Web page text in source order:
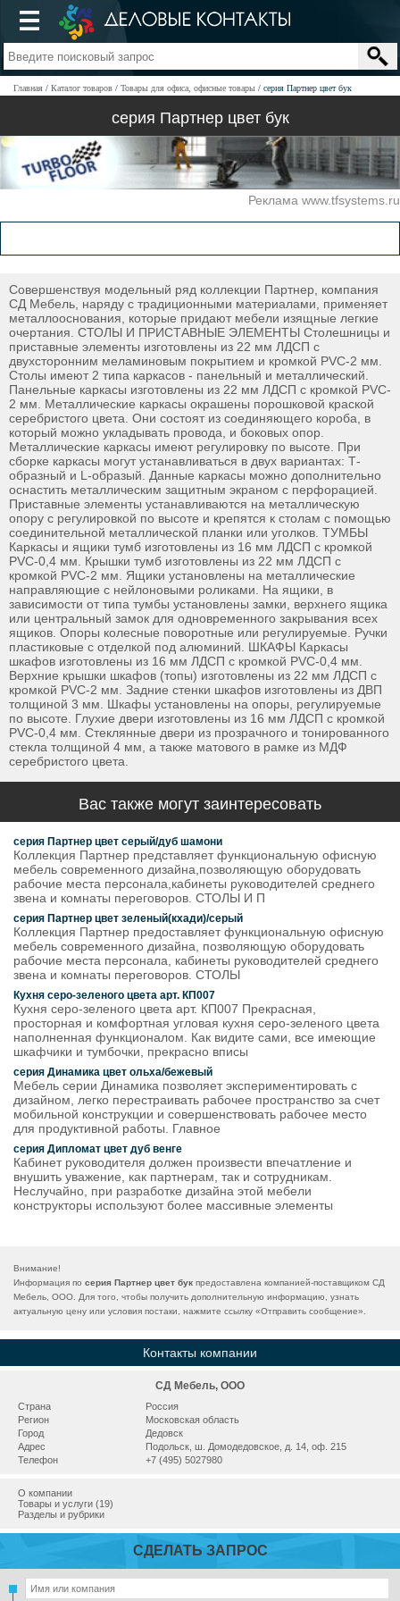
Главная Каталог товаров Товары для офиса, офисные товары серия Партнер цвет бук
серия Партнер цвет бук
Реклама www.tfsystems.ru
Совершенствуя модельный ряд коллекции Партнер, компания
СД Мебель, наряду с традиционными материалами, применяет
металлооснования, которые придают мебели изящные легкие
очертания. СТОЛЫ И ПРИСТАВНЫЕ ЭЛЕМЕНТЫ Столешницы и
приставные элементы изготовлены из 22 мм ЛДСП с
двухсторонним меламиновым покрытием и кромкой PVC-2 мм.
Столы имеют 2 типа каркасов - панельный и металлический.
Панельные каркасы изготовлены из 22 мм ЛДСП с кромкой PVC-
2 мм. Металлические каркасы окрашены порошковой краской
серебристого цвета. Они состоят из соединяющего короба, в
который можно укладывать провода, и боковых опор.
Металлические каркасы имеют регулировку по высоте. При
сборке каркасы могут устанавливаться в двух вариантах: Т-
образный и L-образый. Данные каркасы можно дополнительно
оснастить металлическим защитным экраном с перфорацией.
Приставные элементы устанавливаются на металлическую
опору с регулировкой по высоте и крепятся к столам с помощью
соединительной металлической планки или уголков. ТУМБЫ
Каркасы и ящики тумб изготовлены из 16 мм ЛДСП с кромкой
PVC-0,4 мм. Крышки тумб изготовлены из 22 мм ЛДСП с
кромкой PVC-2 мм. Ящики установлены на металлические
направляющие с нейлоновыми роликами. На ящики, в
зависимости от типа тумбы установлены замки, верхнего ящика
или центральный замок для одновременного закрывания всех
ящиков. Опоры колесные поворотные или регулируемые. Ручки
пластиковые с отделкой под алюминий. ШКАФЫ Каркасы
шкафов изготовлены из 16 мм ЛДСП с кромкой PVC-0,4 мм.
Верхние крышки шкафов (топы) изготовлены из 22 мм ЛДСП с
кромкой PVC-2 мм. Задние стенки шкафов изготовлены из ДВП
толщиной 3 мм. Шкафы установлены на опоры, регулируемые
по высоте. Глухие двери изготовлены из 16 мм ЛДСП с кромкой
PVC-0,4 мм. Стеклянные двери из прозрачного и тонированного
стекла толщиной 4 мм, а также матового в рамке из МДФ
серебристого цвета.
Вас также могут заинтересовать
серия Партнер цвет серый/дуб шамони
Коллекция Партнер представляет функциональную офисную
мебель современного дизайна,позволяющую оборудовать
рабочие места персонала,кабинеты руководителей среднего
звена и комнаты переговоров. СТОЛЫ И П
серия Партнер цвет зеленый(кхади)/серый
Коллекция Партнер предоставляет функциональную офисную
мебель современного дизайна, позволяющую оборудовать
рабочие места персонала, кабинеты руководителей среднего
звена и комнаты переговоров. СТОЛЫ
Кухня серо-зеленого цвета арт. КП007
Кухня серо-зеленого цвета арт. КП007 Прекрасная,
просторная и комфортная угловая кухня серо-зеленого цвета
наполненная функционалом. Как видите сами, все имеющие
шкафчики и тумбочки, прекрасно вписы
серия Динамика цвет ольха/бежевый
Мебель серии Динамика позволяет экспериментировать с
дизайном, легко перестраивать рабочее пространство за счет
мобильной конструкции и совершенствовать рабочее место
для продуктивной работы. Главное
серия Дипломат цвет дуб венге
Кабинет руководителя должен произвести впечатление и
внушить уважение, как партнерам, так и сотрудникам.
Неслучайно, при разработке дизайна этой мебели
конструкторы используют более массивные элементы
Внимание!
Информация по серия Партнер цвет бук предоставлена компанией-поставщиком СД
Мебель, ООО. Для того, чтобы получить дополнительную информацию, узнать
актуальную цену или условия постаки, нажмите ссылку «Отправить сообщение».
Контакты компании
СД Мебель, ООО
Страна
Россия
Регион
Московская область
Город
Дедовск
Адрес
Подольск, ш. Домодедовское, д. 14, оф. 215
Телефон
+7 (495) 5027980
О компании
Товары и услуги (19)
Разделы и рубрики
СДЕЛАТЬ ЗАПРОС